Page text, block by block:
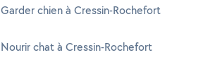
Garder chien à Cressin-Rochefort
Nourir chat à Cressin-Rochefort